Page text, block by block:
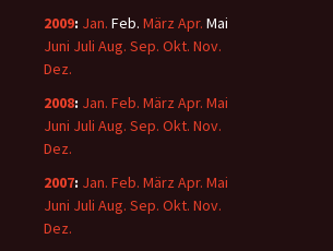
2009: Jan. Feb. März Apr. Mai
Juni Juli Aug. Sep. Okt. Nov.
Dez.
2008: Jan. Feb. März Apr. Mai
Juni Juli Aug. Sep. Okt. Nov.
Dez.
2007: Jan. Feb. März Apr. Mai
Juni Juli Aug. Sep. Okt. Nov.
Dez.